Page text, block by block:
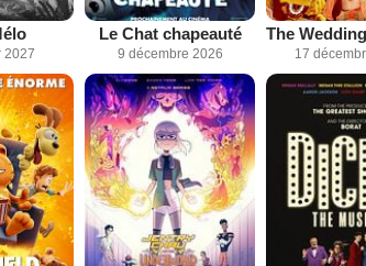
2027
Le Chat chapeauté
9 décembre 2026
The
17